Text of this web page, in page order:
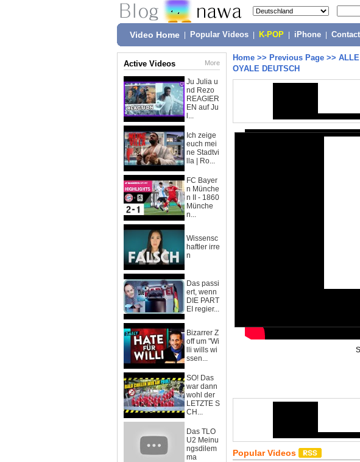
Video Home Popular Videos K-POP iPhone
Active Videos More
Ju Julia u
nd Rezo
REAGIER
EN auf Ju
l...
Ich zeige
euch mei
ne Stadtvi
lla | Ro...
FC Bayer
n Münche
n II - 1860
Münche
n...
Wissensc
haftler irre
n
Das passi
ert, wenn
DIE PART
EI regier...
Bizarrer Z
off um "Wi
lli wills wi
ssen...
SO! Das
war dann
wohl der
LETZTE S
CH...
Das TLO
U2 Meinu
ngsdilem
ma
Home >> Previous Page >>
OYALE DEUTSCH
Popular Videos